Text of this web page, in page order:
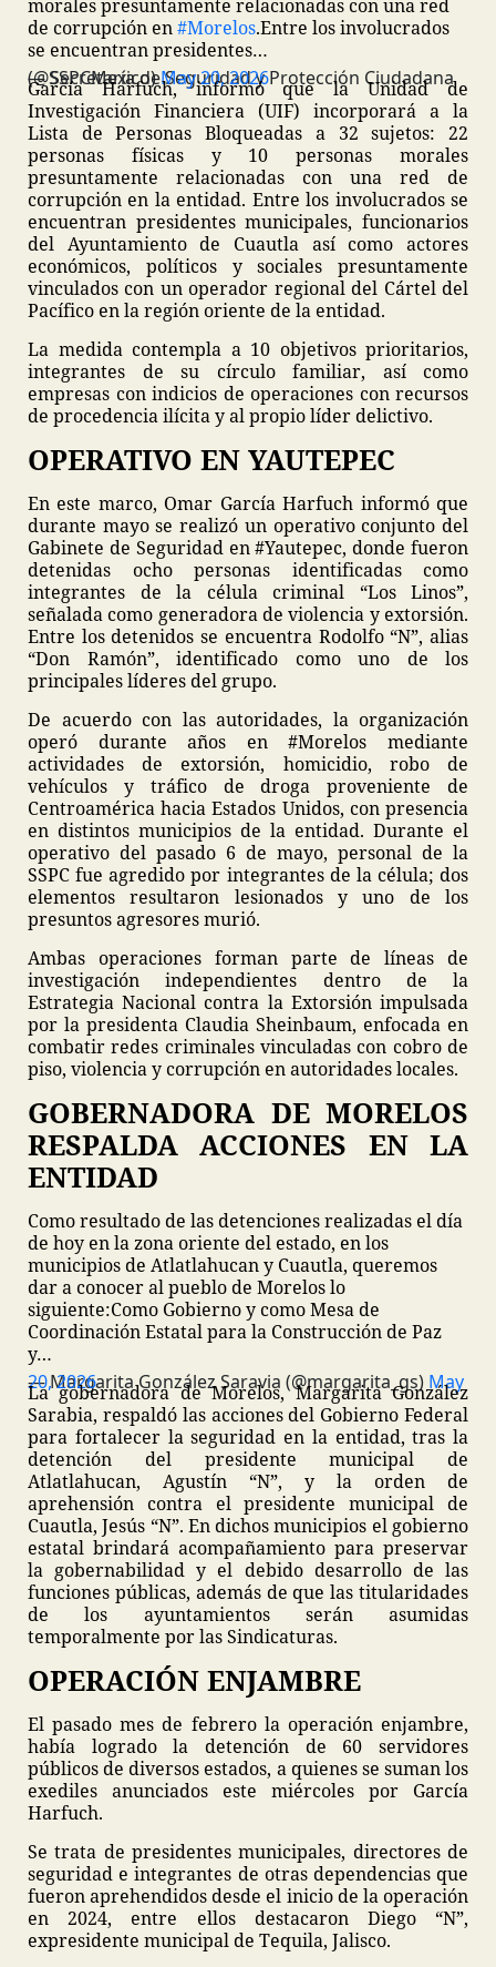
morales presuntamente relacionadas con una red
de corrupción en#Morelos.Entre los involucrados
se encuentran presidentes…
— Secretaría de Seguridad y Protección Ciudadana (@SSPCMexico)May 20, 2026
García Harfuch, informó que la Unidad de
Investigación Financiera (UIF) incorporará a la
Lista de Personas Bloqueadas a 32 sujetos: 22
personas físicas y 10 personas morales
presuntamente relacionadas con una red de
corrupción en la entidad. Entre los involucrados se
encuentran presidentes municipales, funcionarios
del Ayuntamiento de Cuautla así como actores
económicos, políticos y sociales presuntamente
vinculados con un operador regional del Cártel del
Pacífico en la región oriente de la entidad.
La medida contempla a 10 objetivos prioritarios,
integrantes de su círculo familiar, así como
empresas con indicios de operaciones con recursos
de procedencia ilícita y al propio líder delictivo.
OPERATIVO EN YAUTEPEC
En este marco, Omar García Harfuch informó que
durante mayo se realizó un operativo conjunto del
Gabinete de Seguridad en #Yautepec, donde fueron
detenidas ocho personas identificadas como
integrantes de la célula criminal “Los Linos”,
señalada como generadora de violencia y extorsión.
Entre los detenidos se encuentra Rodolfo “N”, alias
“Don Ramón”, identificado como uno de los
principales líderes del grupo.
De acuerdo con las autoridades, la organización
operó durante años en #Morelos mediante
actividades de extorsión, homicidio, robo de
vehículos y tráfico de droga proveniente de
Centroamérica hacia Estados Unidos, con presencia
en distintos municipios de la entidad. Durante el
operativo del pasado 6 de mayo, personal de la
SSPC fue agredido por integrantes de la célula; dos
elementos resultaron lesionados y uno de los
presuntos agresores murió.
Ambas operaciones forman parte de líneas de
investigación independientes dentro de la
Estrategia Nacional contra la Extorsión impulsada
por la presidenta Claudia Sheinbaum, enfocada en
combatir redes criminales vinculadas con cobro de
piso, violencia y corrupción en autoridades locales.
GOBERNADORA DE MORELOS
RESPALDA ACCIONES EN LA
ENTIDAD
Como resultado de las detenciones realizadas el día
de hoy en la zona oriente del estado, en los
municipios de Atlatlahucan y Cuautla, queremos
dar a conocer al pueblo de Morelos lo
siguiente:Como Gobierno y como Mesa de
Coordinación Estatal para la Construcción de Paz
y…
— Margarita González Saravia (@margarita_gs)
May 20, 2026
La gobernadora de Morelos, Margarita González
Sarabia, respaldó las acciones del Gobierno Federal
para fortalecer la seguridad en la entidad, tras la
detención del presidente municipal de
Atlatlahucan, Agustín “N”, y la orden de
aprehensión contra el presidente municipal de
Cuautla, Jesús “N”. En dichos municipios el gobierno
estatal brindará acompañamiento para preservar
la gobernabilidad y el debido desarrollo de las
funciones públicas, además de que las titularidades
de los ayuntamientos serán asumidas
temporalmente por las Sindicaturas.
OPERACIÓN ENJAMBRE
El pasado mes de febrero la operación enjambre,
había logrado la detención de 60 servidores
públicos de diversos estados, a quienes se suman los
exediles anunciados este miércoles por García
Harfuch.
Se trata de presidentes municipales, directores de
seguridad e integrantes de otras dependencias que
fueron aprehendidos desde el inicio de la operación
en 2024, entre ellos destacaron Diego “N”,
expresidente municipal de Tequila, Jalisco.